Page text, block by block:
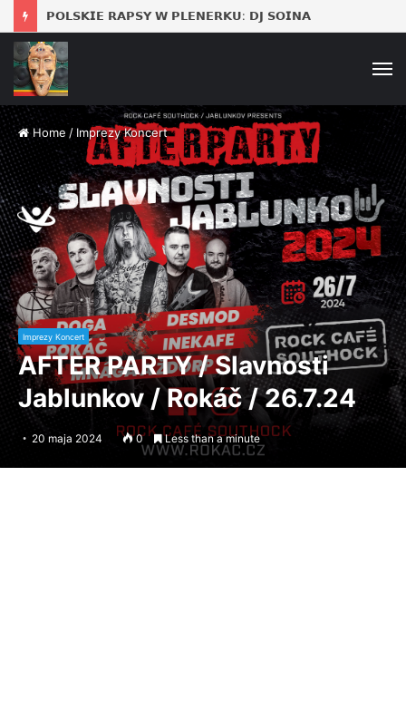
𝗣𝗢𝗟𝗦𝗞𝗜𝗘 𝗥𝗔𝗣𝗦𝗬 𝗪 𝗣𝗟𝗘𝗡𝗘𝗥𝗞𝗨: 𝗗𝗝 𝗦𝗢𝗜𝗡𝗔
Home / Imprezy Koncert
Imprezy Koncert
AFTER PARTY / Slavnosti
Jablunkov / Rokáč / 26.7.24
20 maja 2024 0 Less than a minute